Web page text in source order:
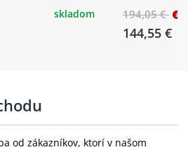
skladom 194,05 €
144,55 €
od zákazníkov, ktorí v našom